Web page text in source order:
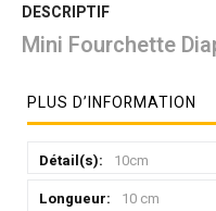
DESCRIPTIF
Mini Fourchette
PLUS D’INFORMATION
d’information
10cm
10 cm